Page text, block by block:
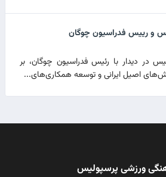
و رییس فدراسیون چوگان
در دیدار با رئیس فدراسیون چوگان، بر
اصیل ایرانی و توسعه همکاری‌های...
ورزشی پرسپولیس